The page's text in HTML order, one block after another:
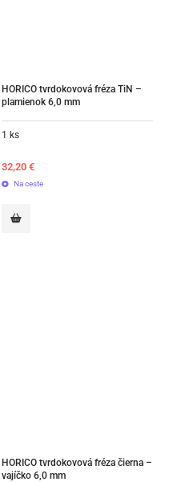
HORICO tvrdokovová fréza TiN –
plamienok 6,0 mm
1 ks
32,20 €
Na ceste
HORICO tvrdokovová fréza čierna –
vajíčko 6,0 mm